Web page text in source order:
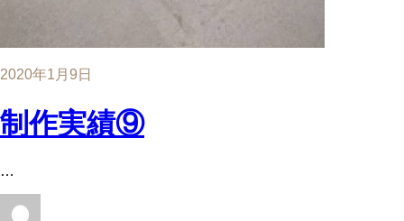
2020年1月9日
制作実績⑨
…